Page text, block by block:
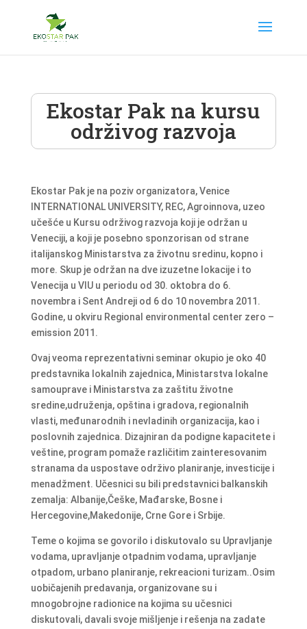
Ekostar Pak na kursu
održivog razvoja
Ekostar Pak je na poziv organizatora, Venice
INTERNATIONAL UNIVERSITY, REC, Agroinnova, uzeo
učešće u Kursu održivog razvoja koji je održan u
Veneciji, a koji je posebno sponzorisan od strane
italijanskog Ministarstva za životnu sredinu, kopno i
more. Skup je održan na dve izuzetne lokacije i to
Venecija u VIU u periodu od 30. oktobra do 6.
novembra i Sent Andreji od 6 do 10 novembra 2011.
Godine, u okviru Regional environmental center zero –
emission 2011.
Ovaj veoma reprezentativni seminar okupio je oko 40
predstavnika lokalnih zajednica, Ministarstva lokalne
samouprave i Ministarstva za zaštitu životne
sredine,udruženja, opština i gradova, regionalnih
vlasti, međunarodnih i nevladinih organizacija, kao i
poslovnih zajednica. Dizajniran da podigne kapacitete i
veštine, program pomaže različitim zainteresovanim
stranama da uspostave održivo planiranje, investicije i
menadžment. Učesnici su bili predstavnici balkanskih
zemalja: Albanije,Češke, Mađarske, Bosne i
Hercegovine,Makedonije, Crne Gore i Srbije.
Teme o kojima se govorilo i diskutovalo su Upravljanje
vodama, upravljanje otpadnim vodama, upravljanje
otpadom, urbano planiranje, rekreacioni turizam..Osim
uobičajenih predavanja, organizovane su i
mnogobrojne radionice na kojima su učesnici
diskutovali, davali svoje mišljenje i rešenja na zadate